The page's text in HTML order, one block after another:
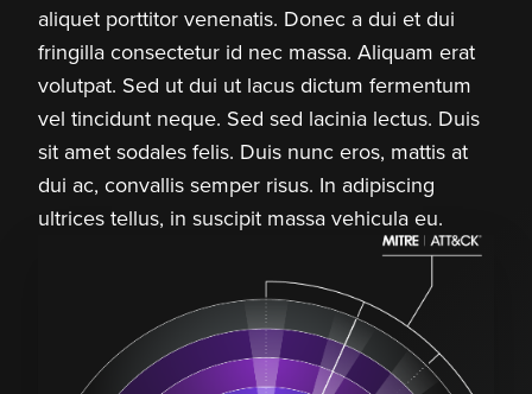
aliquet porttitor venenatis. Donec a dui et dui
fringilla consectetur id nec massa. Aliquam erat
volutpat. Sed ut dui ut lacus dictum fermentum
vel tincidunt neque. Sed sed lacinia lectus. Duis
sit amet sodales felis. Duis nunc eros, mattis at
dui ac, convallis semper risus. In adipiscing
ultrices tellus, in suscipit massa vehicula eu.